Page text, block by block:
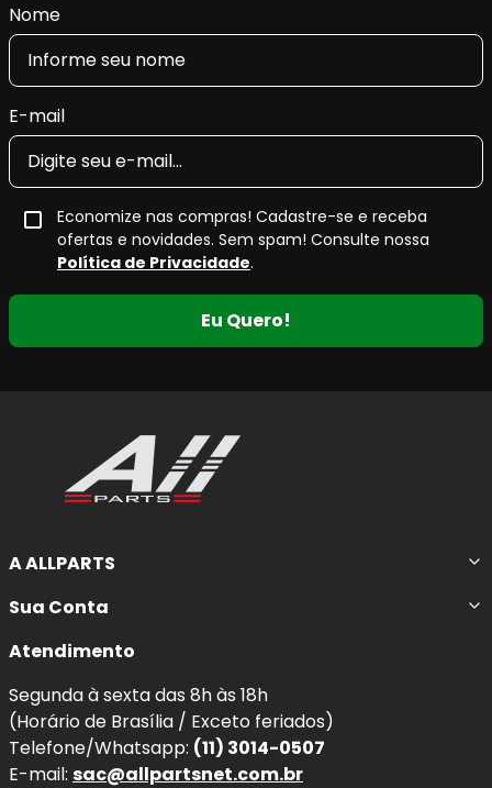
Nome
E-mail
Economize nas compras! Cadastre-se e receba
ofertas e novidades. Sem spam! Consulte nossa
Política de Privacidade.
Eu Quero!
A ALLPARTS
Sua Conta
Atendimento
Segunda à sexta das 8h às 18h
(Horário de Brasília / Exceto feriados)
Telefone/Whatsapp: (11) 3014-0507
E-mail: sac@allpartsnet.com.br